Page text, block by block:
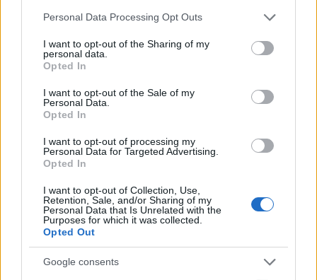
Please note that this website/app uses one or more Google
not limited to your visit or usage behaviour. You may click to
grant or deny consent to Google and its third-party tags to
use your data for below specified purposes in below Google
consent section.
Personal Data Processing Opt Outs
I want to opt-out of the Sharing of my
personal data.
Opted In
I want to opt-out of the Sale of my
Personal Data.
Opted In
I want to opt-out of processing my
Personal Data for Targeted Advertising.
Opted In
I want to opt-out of Collection, Use,
Retention, Sale, and/or Sharing of my
Personal Data that Is Unrelated with the
Purposes for which it was collected.
Opted Out
Google consents
moet je in plaats daarvan een bestand uploaden.
Over het SHA3-384 hash-
algoritme
Ik ben geen wiskundige en ook geen cryptograaf,
dus ik zal proberen deze hashfunctie uit te leggen
op een manier die mijn niet-wiskundige
medemensen kunnen begrijpen. Als je liever een
wetenschappelijk exacte, volledig wiskundige uitleg
wilt, kun je die op veel websites vinden ;-)